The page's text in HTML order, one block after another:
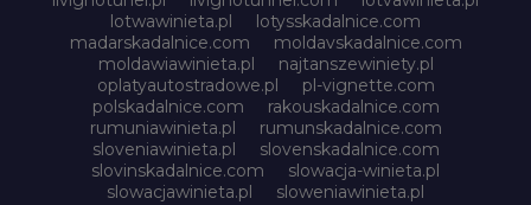
lotwawinieta.pl
lotysskadalnice.com
madarskadalnice.com
moldavskadalnice.com
moldawiawinieta.pl
najtanszewiniety.pl
oplatyautostradowe.pl
pl-vignette.com
polskadalnice.com
rakouskadalnice.com
rumuniawinieta.pl
rumunskadalnice.com
sloveniawinieta.pl
slovenskadalnice.com
slovinskadalnice.com
slowacja-winieta.pl
slowacjawinieta.pl
sloweniawinieta.pl